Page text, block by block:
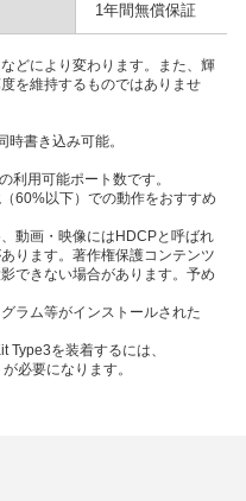
1年間無償保証
どにより変わります。また、輝
を維持するものではありませ
書き込み可能。
利用可能ポート数です。
60%以下）での動作をおすすめ
動画・映像にはHDCPと呼ばれ
ります。著作権保護コンテンツ
できない場合があります。予め
ラム等がインストールされた
Type3を装着するには、
必要になります。